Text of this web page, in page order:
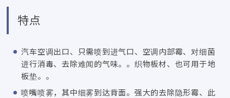
特点
汽车空调出口、只需喷到进气口、空调内部霉、对细菌
进行消毒、去除难闻的气味。。织物板材、也可用于地
板垫。。
喷嘴喷雾，其中细雾到达背面。强大的去除隐形霉、此